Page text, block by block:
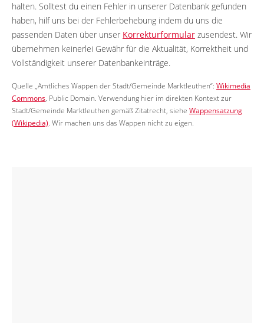
halten. Solltest du einen Fehler in unserer Datenbank gefunden
haben, hilf uns bei der Fehlerbehebung indem du uns die
passenden Daten über unser Korrekturformular zusendest. Wir
übernehmen keinerlei Gewähr für die Aktualität, Korrektheit und
Vollständigkeit unserer Datenbankeinträge.
Quelle „Amtliches Wappen der Stadt/Gemeinde Marktleuthen“: Wikimedia
Commons, Public Domain. Verwendung hier im direkten Kontext zur
Stadt/Gemeinde Marktleuthen gemäß Zitatrecht, siehe Wappensatzung
(Wikipedia). Wir machen uns das Wappen nicht zu eigen.